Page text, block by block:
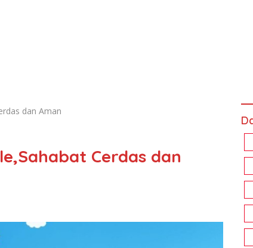
dan Aman
Cerdas dan